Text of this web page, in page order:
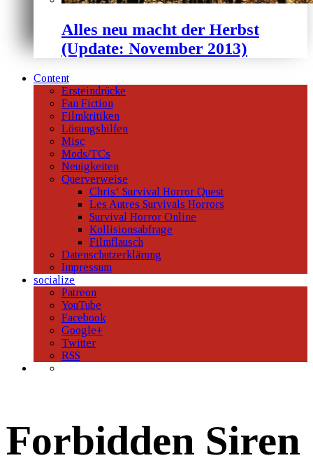
Alles neu macht der Herbst
(Update: November 2013)
Content
Ersteindrücke
Fan Fiction
Filmkritiken
Lösungshilfen
Misc
Mods/TCs
Neuigkeiten
Querverweise
Chris‘ Survival Horror Quest
Les Autres Survivals Horrors
Survival Horror Online
Kollisionsabfrage
Filmflausch
Datenschutzerklärung
Impressum
socialize
Patreon
YouTube
Facebook
Google+
Twitter
RSS
Forbidden Siren